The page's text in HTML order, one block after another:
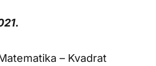
– Kvadrat